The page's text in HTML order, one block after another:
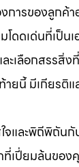
การของลูกค้
ดดเด่นที่เป็นเ
ะเลือกสรรสิ่
ายนี้ มีเกียรติ
ใจและพิถีพิถัน
ที่เปี่ยมล้นขอ